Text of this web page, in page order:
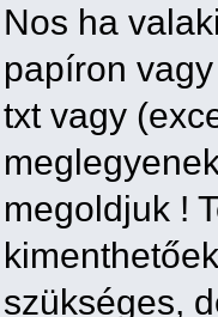
Nos ha
papíron
txt vagy
megoldjuk !
szükséges,